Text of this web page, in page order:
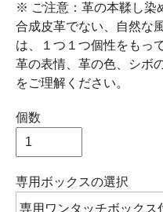
※ ご注意：革の本鞣し染
合成皮革でない、自然な
は、１つ１つ個性をもっ
革の表情、革の色、シボ
をご理解ください。
個数
専用ボックスの選択